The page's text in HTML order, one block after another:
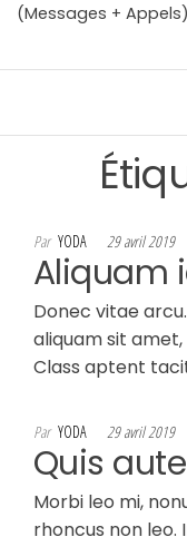
(Messages + Appels)
Par YODA 29 avril 2019
Aliquam
Donec vitae
aliquam sit amet,
Class aptent
Par YODA 29 avril 2019
Quis
Morbi leo mi,
rhoncus non